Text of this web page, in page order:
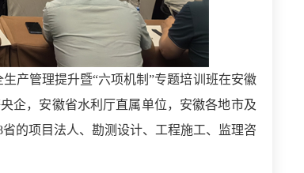
产管理提升暨“六项机制”专题培训班在安徽
企，安徽省水利厅直属单位，安徽各地市及
的项目法人、勘测设计、工程施工、监理咨